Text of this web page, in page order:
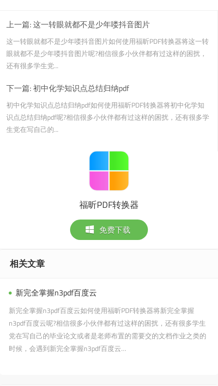
上一篇:这一转眼就都不是少年喽抖音图片
这一转眼就都不是少年喽抖音图片如何使用福昕PDF转换器将这一转
眼就都不是少年喽抖音图片呢?相信很多小伙伴都有过这样的困扰，
还有很多学生党...
下一篇:初中化学知识点总结归纳pdf
初中化学知识点总结归纳pdf如何使用福昕PDF转换器将初中化学知
识点总结归纳pdf呢?相信很多小伙伴都有过这样的困扰，还有很多学
生党在写自己的...
福昕PDF转换器
免费下载
相关文章
新完全掌握n3pdf百度云
新完全掌握n3pdf百度云如何使用福昕PDF转换器将新完全掌握
n3pdf百度云呢?相信很多小伙伴都有过这样的困扰，还有很多学生
党在写自己的毕业论文或者是老师布置的需要交的文档作业之类的
时候，会遇到新完全掌握n3pdf百度云…